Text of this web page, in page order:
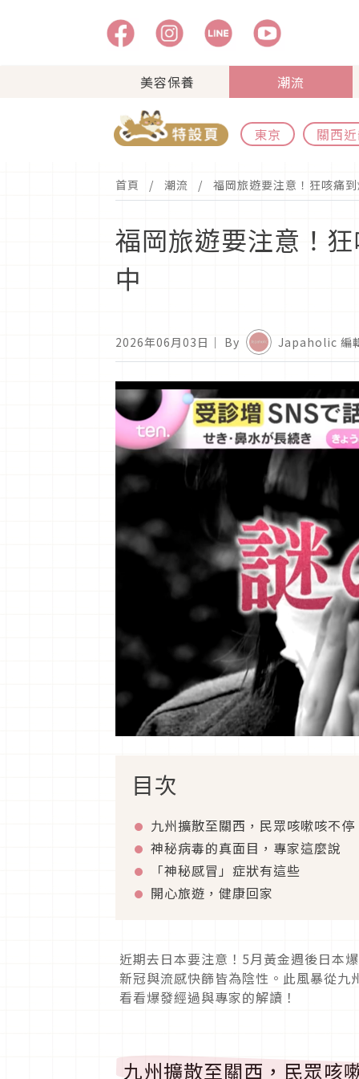
美容保養 潮流
東京 關西
首頁 潮流 福岡旅遊要注意！狂咳痛
福岡旅遊要注意！
中
2026年06月03日 ｜ By Japaholic 編
目次
九州擴散至關西，民眾咳嗽咳不停
神秘病毒的真面目，專家這麼說
「神秘感冒」症狀有這些
開心旅遊，健康回家
近期去日本要注意！5月黃金週後日本
新冠與流感快篩皆為陰性。此風暴從
看看爆發經過與專家的解讀！
九州擴散至關西，民眾咳